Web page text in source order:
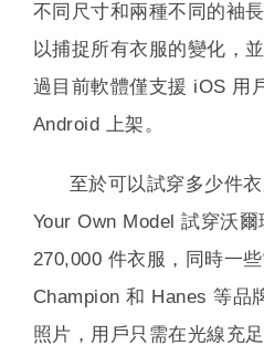
不同尺寸和兩種不同的袖
以捕捉所有衣服的變化，
過目前軟體僅支援 iOS 用
Android 上架。
至於可以試穿多少件
Your Own Model 試穿沃爾
270,000 件衣服，同時一些
Champion 和 Hanes 等品
照片，用戶只需在光線充